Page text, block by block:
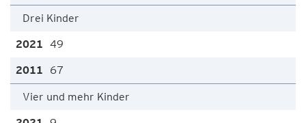
Drei Kinder
49
67
Vier und mehr Kinder